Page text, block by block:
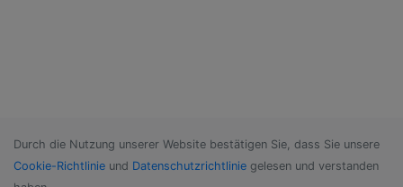
Durch die Nutzung unserer Website bestätigen Sie, dass Sie unsere
Cookie-Richtlinie und Datenschutzrichtlinie gelesen und verstanden